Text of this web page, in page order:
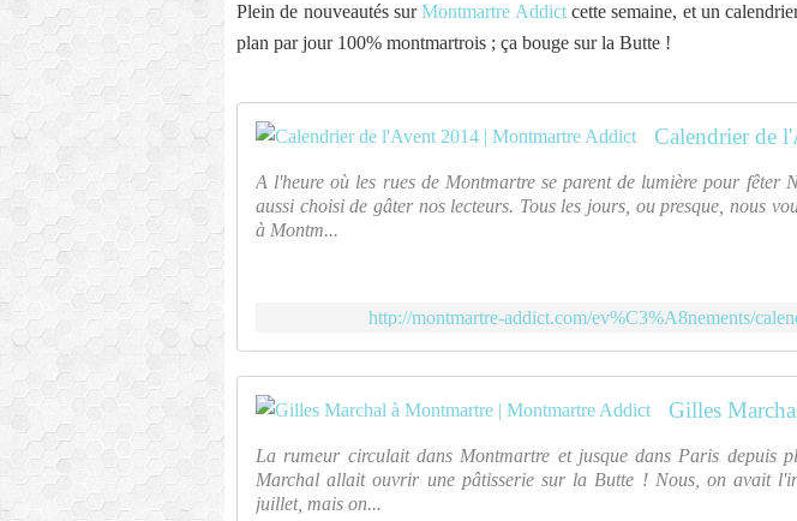
Plein de nouveautés surMontmartre Addictcette semaine, et un
plan par jour 100% montmartrois ; ça bouge sur la Butte !
A l'heure où les rues de Montmartre se parent de lumière pour fêter
aussi choisi de gâter nos lecteurs. Tous les jours, ou presque, nous
à Montm...
http://montmartre-addict.com/ev%C3%A8nements/
La rumeur circulait dans Montmartre et jusque dans Paris depuis
Marchal allait ouvrir une pâtisserie sur la Butte ! Nous, on avait
juillet, mais on...